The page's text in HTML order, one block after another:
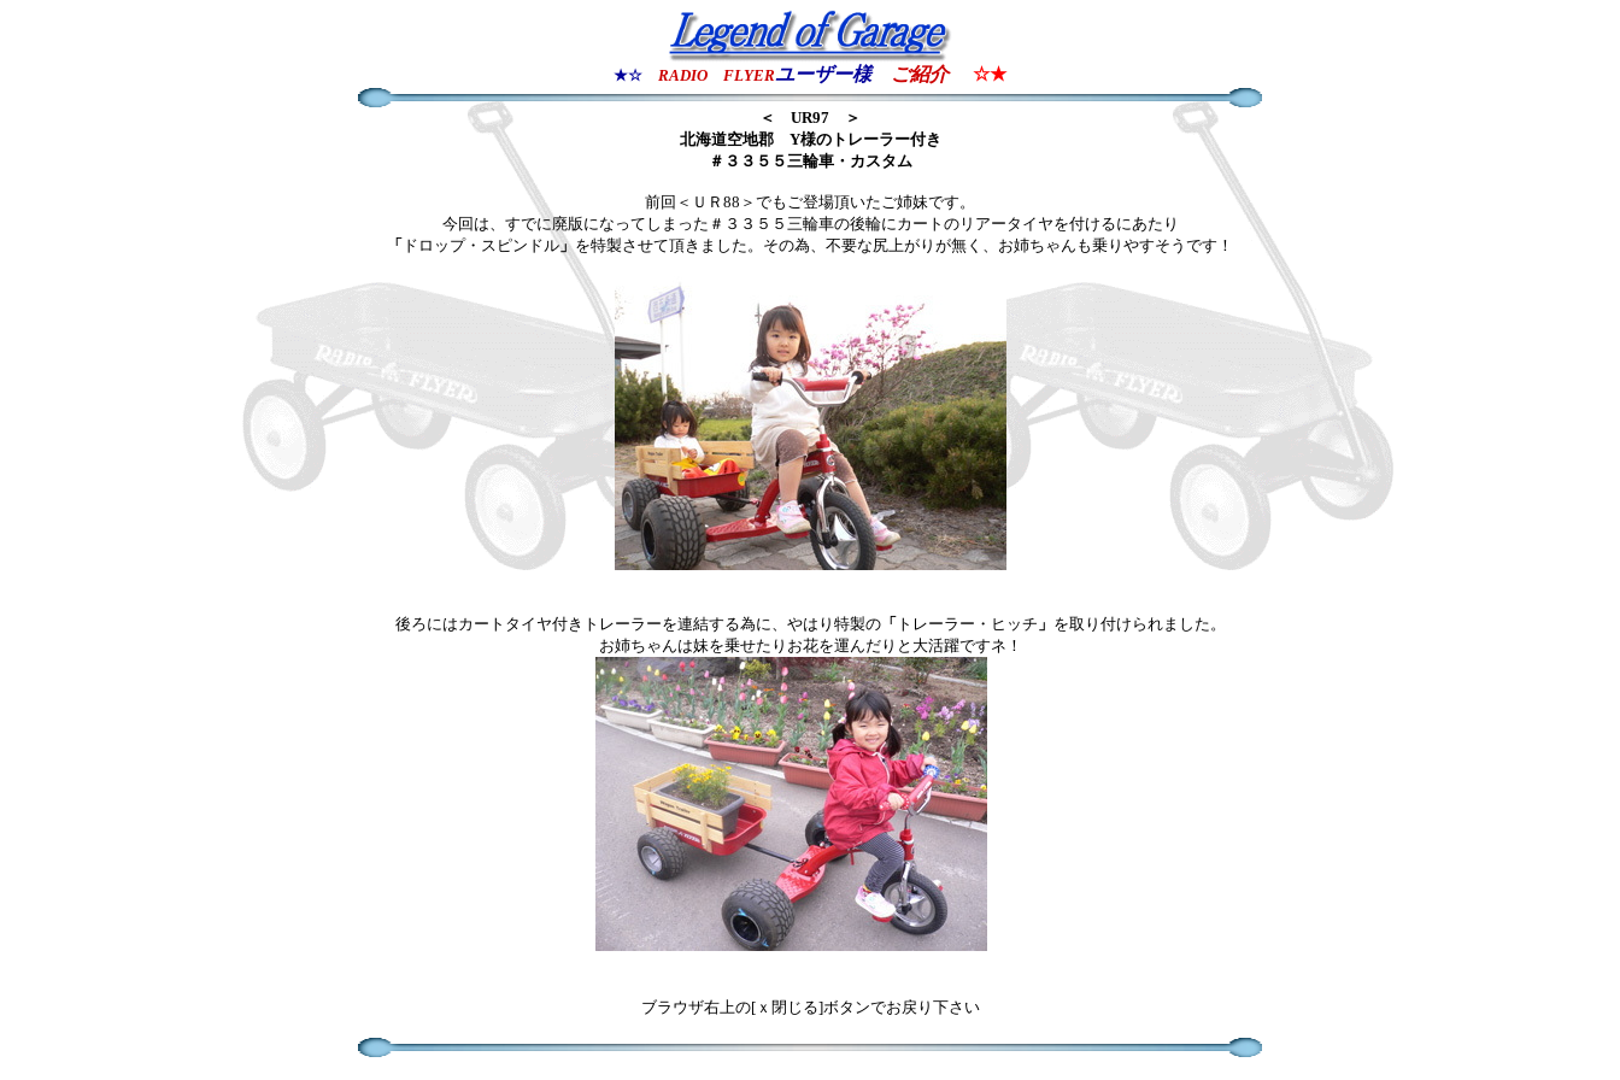
★☆ RADIO FLYERユーザー様ご紹介 ☆★
＜ UR97 ＞
北海道空地郡Y様のトレーラー付き
＃３３５５三輪車・カスタム
前回＜ＵＲ88＞ でもご登場頂いたご姉妹です。
今回は、すでに廃版になってしまった＃３３５５三輪車の後輪にカートのリアータイヤを付けるにあたり
「 ドロップ・スピンドル」を特製させて頂きました。その為、不要な尻上がりが無く、お姉ちゃんも乗りやすそうです！
後ろにはカートタイヤ付きトレーラーを連結する為に、やはり特製の「 トレーラー・ヒッチ 」 を取り付けられました。
お姉ちゃんは妹を乗せたりお花を運んだりと大活躍ですネ！
ブラウザ右上の[ｘ閉じる]ボタンでお戻り下さい